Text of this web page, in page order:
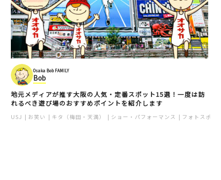
Osaka Bob FAMILY
Bob
地元メディアが推す大阪の人気・定番スポット15選！一度は訪
れるべき遊び場のおすすめポイントを紹介します
USJ お笑い キタ（梅田・天満） ショー・パフォーマンス フォトスポッ